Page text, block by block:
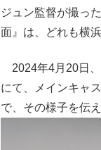
ジュン監督が撮っ
面』は、どれも横
2024年4月20日、
にて、メインキャ
で、その様子を伝え